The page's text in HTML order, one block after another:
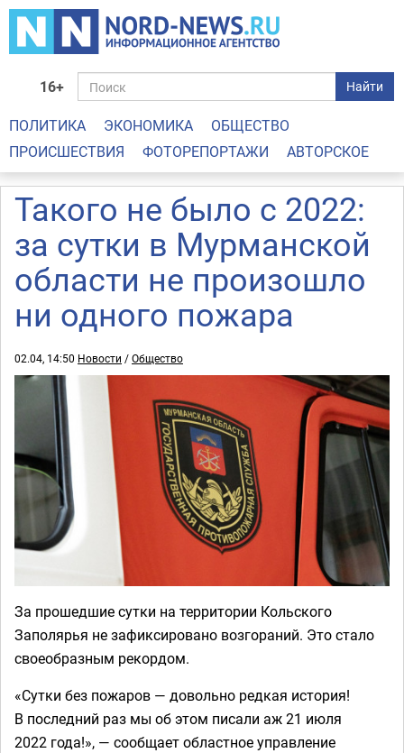
16+ Найти
ПОЛИТИКА ЭКОНОМИКА
ОБЩЕСТВО
ПРОИСШЕСТВИЯ
ФОТОРЕПОРТАЖИ АВТОРСКОЕ
Такого не было с 2022:
за сутки в Мурманской
области не произошло
ни одного пожара
02.04, 14:50 Новости /Общество
За прошедшие сутки на территории Кольского
Заполярья не зафиксировано возгораний. Это стало
своеобразным рекордом.
«Сутки без пожаров — довольно редкая история!
В последний раз мы об этом писали аж 21 июля
2022 года!», — сообщает областное управление